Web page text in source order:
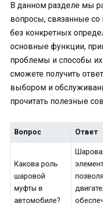
В данном разделе мы
вопросы, связанные
без конкретных
основные функции,
проблемы и способы
сможете получить
выбором и
прочитать полезные
Вопрос Ответ
Какова роль
шаровой
муфты в
автомобиле?